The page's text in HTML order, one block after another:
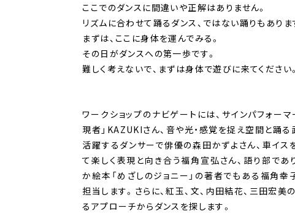
ここでのダンスに間違いや正解はありません。
リズムに合わせて踊るダンス、ではない踊りもありま
まずは、ここに身体を運んでみる。
その日がダンスへの第一歩です。
難しく考えないで、まずは身体で遊びに来てください。
ワークショップのナビゲートには、サインパフォー
現者」KAZUKIさん、音や光・感覚を捉え空間と踊
活躍するダンサーで俳優の森田かずよさん、車イス
て楽しく表現と向き合う福角宣弘さん、語り部であ
か絵本「めざしのジョニー」の著者でもある福角幸
担当します。さらに、紅玉、文、内田結花、三田宏美
るアプローチからダンスを探します。